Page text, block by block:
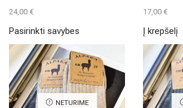
24,00 €
Pasirinkti savybes
multiple
variants.
The
options
may
17,00 €
Į krepšelį
NETURIME